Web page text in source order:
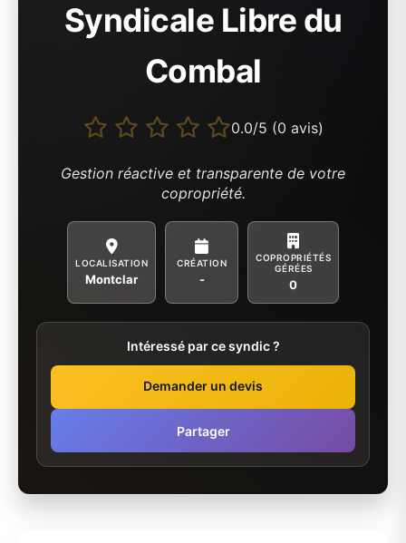
Syndicale Libre du
Combal
0.0/5 (0 avis)
Gestion réactive et transparente de votre
copropriété.
LOCALISATION
Montclar
CRÉATION
-
COPROPRIÉTÉS
GÉRÉES
0
Intéressé par ce syndic ?
Demander un devis
Partager